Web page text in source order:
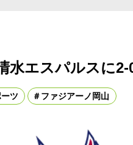
水エスパルスに2-
ツ ファジアーノ岡山